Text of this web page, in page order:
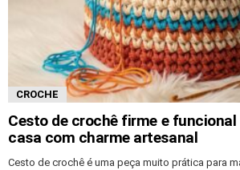
CROCHE
Cesto de crochê firme e
casa com charme artesanal
Cesto de crochê é uma peça muito prática para